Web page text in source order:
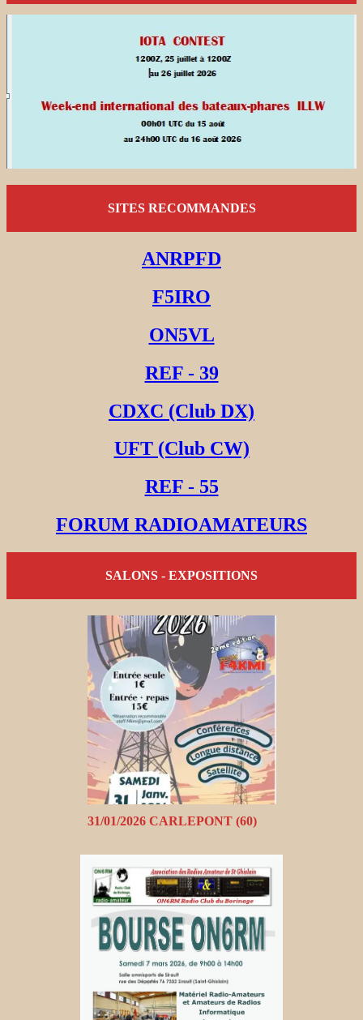
SITES RECOMMANDES
ANRPFD
F5IRO
ON5VL
REF - 39
CDXC (Club DX)
UFT (Club CW)
REF - 55
FORUM RADIOAMATEURS
SALONS - EXPOSITIONS
31/01/2026 CARLEPONT (60)